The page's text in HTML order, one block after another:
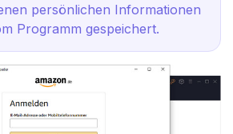
persönlichen Informationen
Programm gespeichert.